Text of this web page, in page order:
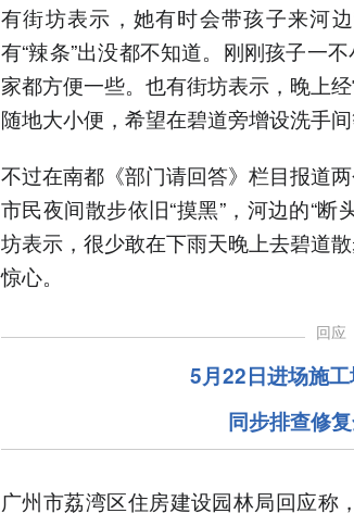
有街坊表示，她有时会带孩子来河
有“辣条”出没都不知道。刚刚孩子一
家都方便一些。也有街坊表示，晚上
随地大小便，希望在碧道旁增设洗手间
不过在南都《部门请回答》栏目报道
市民夜间散步依旧“摸黑”，河边的“
坊表示，很少敢在下雨天晚上去碧道
惊心。
回应
5月22日进场施
同步排查修
广州市荔湾区住房建设园林局回应称